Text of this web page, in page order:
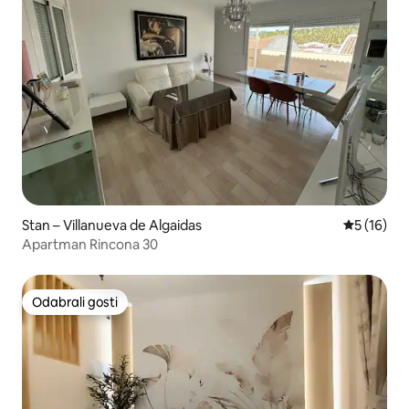
Stan – Villanueva de Algaidas Prosječna
5 (16)
Apartman Rincona 30
Odabrali gosti
Odabrali gosti